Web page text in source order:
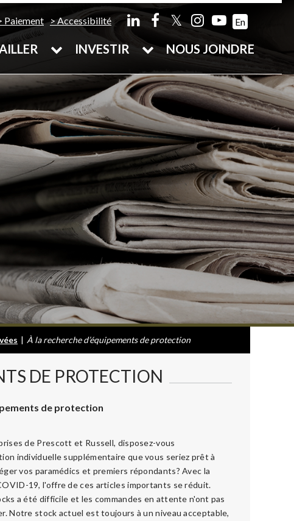
Paiement Accessibilité 𝕏 En
INVESTIR NOUS JOINDRE
| À la recherche d’équipements de protection
DE PROTECTION
de protection
de Prescott et Russell, disposez-vous
individuelle supplémentaire que vous seriez prêt à
vos paramédics et premiers répondants? Avec la
19, l'offre de ces articles importants se réduit.
a été difficile et les commandes en attente n'ont pas
Notre stock actuel est toujours à un niveau acceptable,